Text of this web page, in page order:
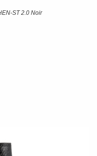
ST 2.0 Noir